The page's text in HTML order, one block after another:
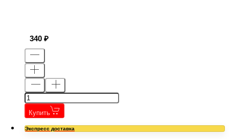
340
Купить
Экспресс доставка